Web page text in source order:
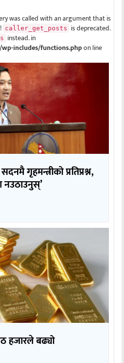
was called with an argument that is
caller_get_posts is deprecated.
instead. in
includes/functions.phpon line
गृहमन्त्रीको प्रतिप्रश्न,
हजारले बढ्यो